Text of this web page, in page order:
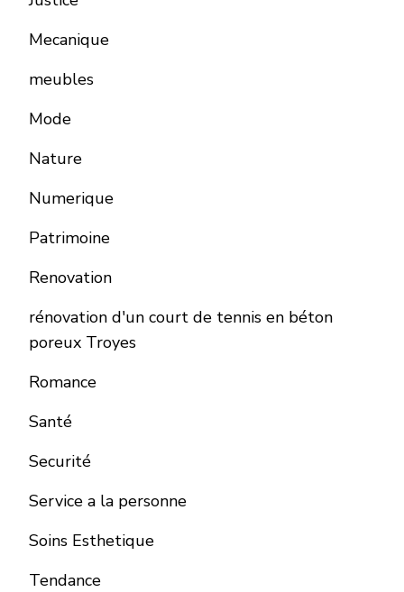
Mecanique
meubles
Mode
Nature
Numerique
Patrimoine
Renovation
rénovation d'un court de tennis en béton
poreux Troyes
Romance
Santé
Securité
Service a la personne
Soins Esthetique
Tendance